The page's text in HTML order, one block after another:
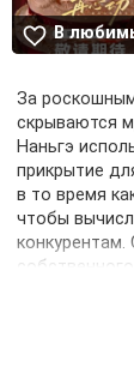
В
За
скрываются
Наньгэ
прикрытие
в то время
чтобы
каждым